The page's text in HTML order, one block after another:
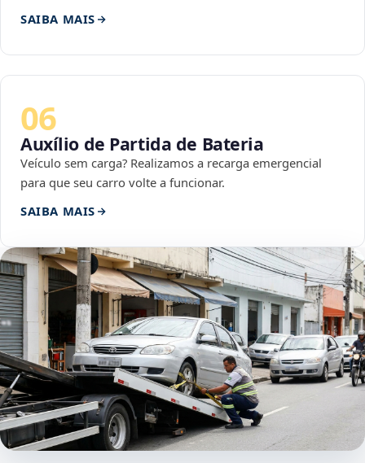
SAIBA MAIS
06
Auxílio de Partida de Bateria
Veículo sem carga? Realizamos a recarga emergencial
para que seu carro volte a funcionar.
SAIBA MAIS